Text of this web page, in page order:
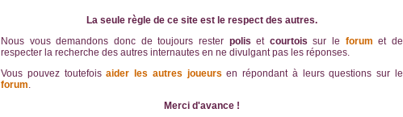
La seule règle de ce site est le respect des autres.
Nous vous demandons donc de toujours rester polis et courtois sur le forum et de
respecter la recherche des autres internautes en ne divulgant pas les réponses.
Vous pouvez toutefoisaider les autres joueurs en répondant à leurs questions sur le
forum.
Merci d'avance !